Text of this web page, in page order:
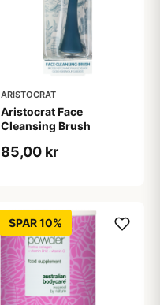
ARISTOCRAT
Aristocrat Face
Cleansing Brush
85,00 kr
SPAR 10%